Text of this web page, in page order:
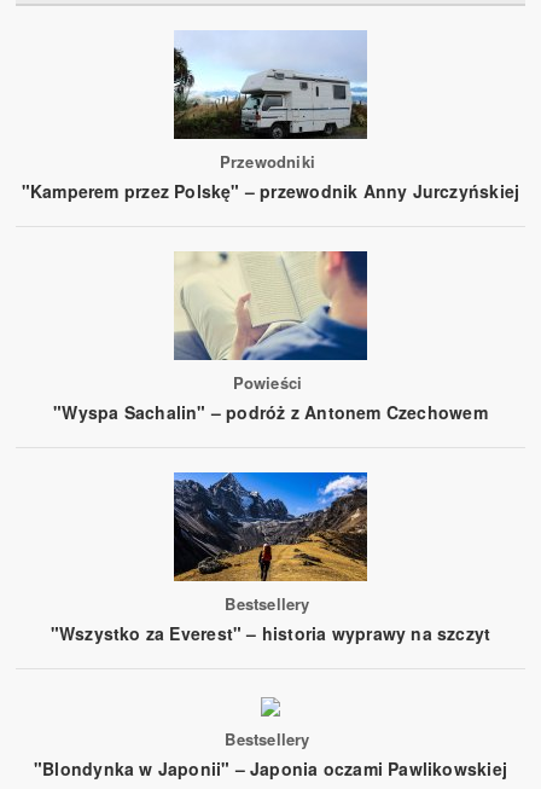
Przewodniki
"Kamperem przez Polskę" – przewodnik Anny Jurczyńskiej
Powieści
"Wyspa Sachalin" – podróż z Antonem Czechowem
Bestsellery
"Wszystko za Everest" – historia wyprawy na szczyt
Bestsellery
"Blondynka w Japonii" – Japonia oczami Pawlikowskiej